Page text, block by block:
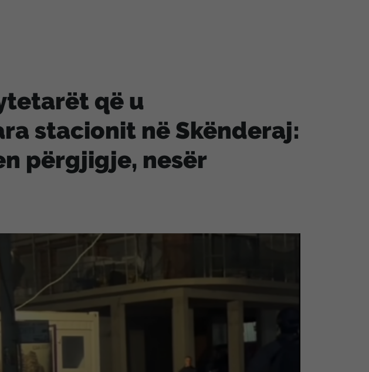
që u
stacionit në Skënderaj:
përgjigje, nesër